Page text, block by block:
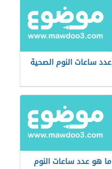
عدد ساعات النوم الصحية
ما هو عدد ساعات النوم